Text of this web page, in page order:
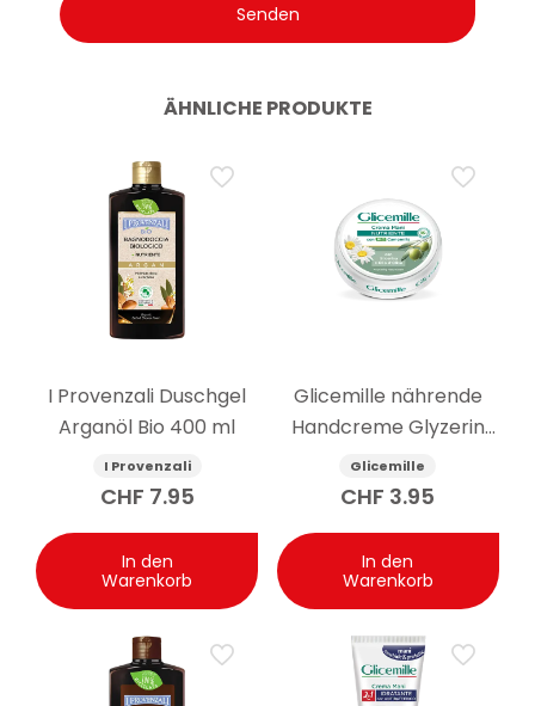
ÄHNLICHE PRODUKTE
I Provenzali Duschgel
Arganöl Bio 400 ml
I Provenzali
CHF 7.95
In den
Warenkorb
Glicemille nährende
Handcreme Glyzerin
und Kamille 100ml
Glicemille
CHF 3.95
In den
Warenkorb